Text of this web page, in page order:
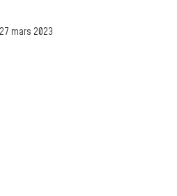
27 mars 2023